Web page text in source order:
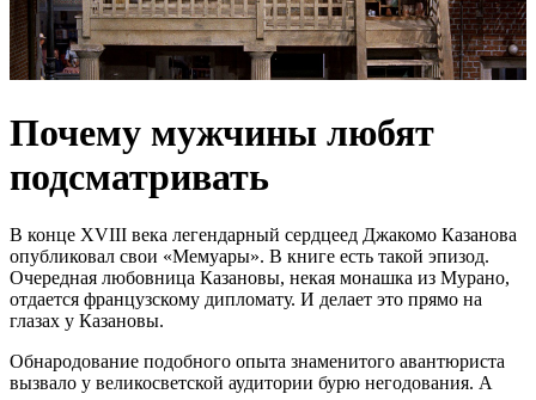
Почему мужчины любят
подсматривать
В конце XVIII века легендарный сердцеед Джакомо Казанова
опубликовал свои «Мемуары». В книге есть такой эпизод.
Очередная любовница Казановы, некая монашка из Мурано,
отдается французскому дипломату. И делает это прямо на
глазах у Казановы.
Обнародование подобного опыта знаменитого авантюриста
вызвало у великосветской аудитории бурю негодования. А